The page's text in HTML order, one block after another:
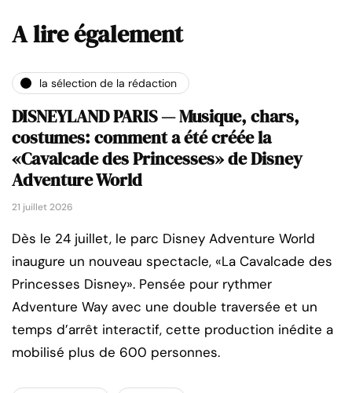
A lire également
la sélection de la rédaction
DISNEYLAND PARIS — Musique, chars,
costumes: comment a été créée la
«Cavalcade des Princesses» de Disney
Adventure World
21 juillet 2026
Dès le 24 juillet, le parc Disney Adventure World
inaugure un nouveau spectacle, «La Cavalcade des
Princesses Disney». Pensée pour rythmer
Adventure Way avec une double traversée et un
temps d’arrêt interactif, cette production inédite a
mobilisé plus de 600 personnes.